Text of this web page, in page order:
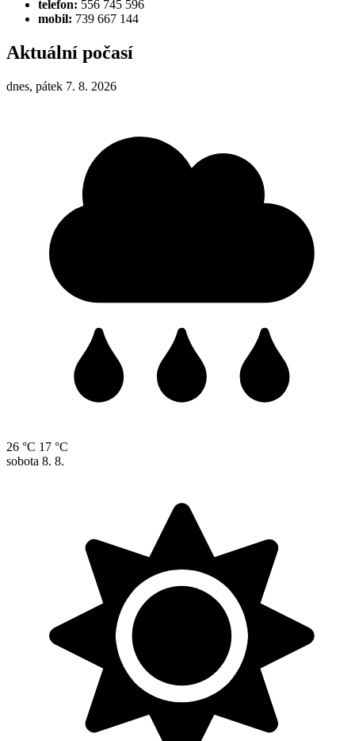
telefon: 556 745 596
mobil: 739 667 144
Aktuální počasí
dnes, pátek 7. 8. 2026
26 °C 17 °C
sobota 8. 8.